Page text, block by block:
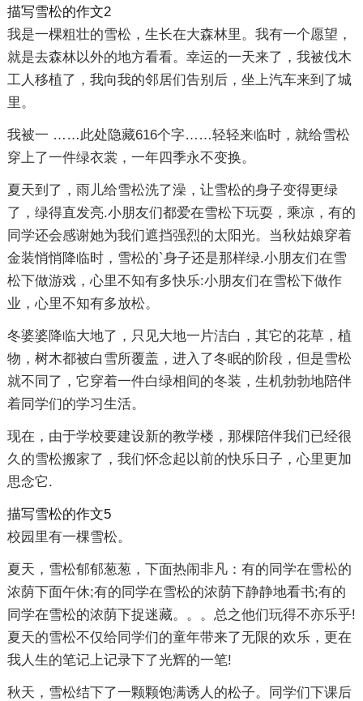
描写雪松的作文2
我是一棵粗壮的雪松，生长在大森林里。我有一个愿望，
就是去森林以外的地方看看。幸运的一天来了，我被伐木
工人移植了，我向我的邻居们告别后，坐上汽车来到了城
里。
我被一 ……此处隐藏616个字……轻轻来临时，就给雪松
穿上了一件绿衣裳，一年四季永不变换。
夏天到了，雨儿给雪松洗了澡，让雪松的身子变得更绿
了，绿得直发亮.小朋友们都爱在雪松下玩耍，乘凉，有的
同学还会感谢她为我们遮挡强烈的太阳光。当秋姑娘穿着
金装悄悄降临时，雪松的`身子还是那样绿.小朋友们在雪
松下做游戏，心里不知有多快乐:小朋友们在雪松下做作
业，心里不知有多放松。
冬婆婆降临大地了，只见大地一片洁白，其它的花草，植
物，树木都被白雪所覆盖，进入了冬眠的阶段，但是雪松
就不同了，它穿着一件白绿相间的冬装，生机勃勃地陪伴
着同学们的学习生活。
现在，由于学校要建设新的教学楼，那棵陪伴我们已经很
久的雪松搬家了，我们怀念起以前的快乐日子，心里更加
思念它.
描写雪松的作文5
校园里有一棵雪松。
夏天，雪松郁郁葱葱，下面热闹非凡：有的同学在雪松的
浓荫下面午休;有的同学在雪松的浓荫下静静地看书;有的
同学在雪松的浓荫下捉迷藏。。。总之他们玩得不亦乐乎!
夏天的雪松不仅给同学们的童年带来了无限的欢乐，更在
我人生的笔记上记录下了光辉的一笔!
秋天，雪松结下了一颗颗饱满诱人的松子。同学们下课后